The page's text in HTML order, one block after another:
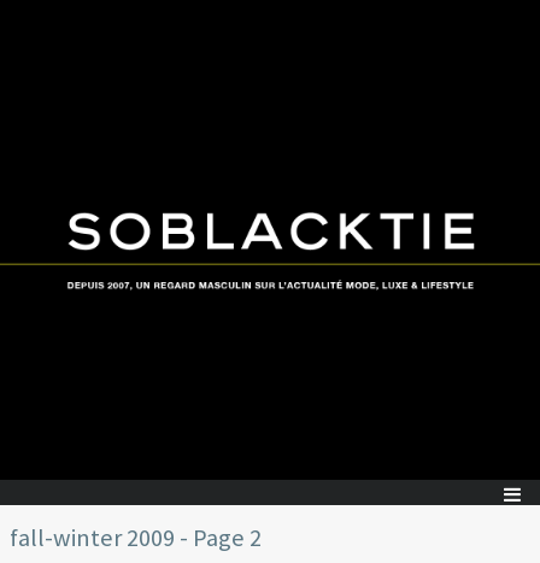
fall-winter 2009 - Page 2